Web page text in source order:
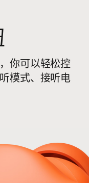
你可以轻松控
模式、接听电